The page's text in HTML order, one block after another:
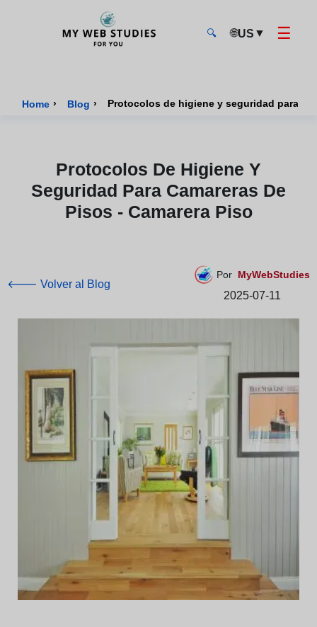
🔍 🌐US ▼ ☰
Home › Blog › Protocolos de higiene y seguridad para
Protocolos De Higiene Y
Seguridad Para Camareras De
Pisos - Camarera Piso
🡐 Volver al Blog
Por MyWebStudies
2025-07-11